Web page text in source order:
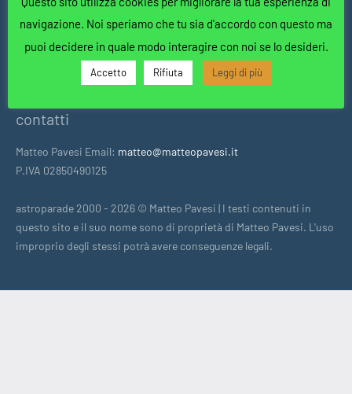
I testi di questo sito sono di proprietà di Matteo Pavesi, richiedere
la conferma via email per l'eventuale utilizzo o la citazione.
consulta la cookie policy alla pagina dedicata
contatti
Matteo Pavesi Email: matteo@matteopavesi.it
P.IVA 02850490125
astroparade 2000 - 2026 © Matteo Pavesi | I testi contenuti in
questo sito e il suo nome sono di proprietà di Matteo Pavesi. L'uso
improprio degli stessi potrà avere conseguenze legali.
navigazione. Noi speriamo che tu sia d'accordo con questo ma
puoi decidere in quale modo interagire con noi se lo desideri.
Accetto Rifiuta Leggi di più